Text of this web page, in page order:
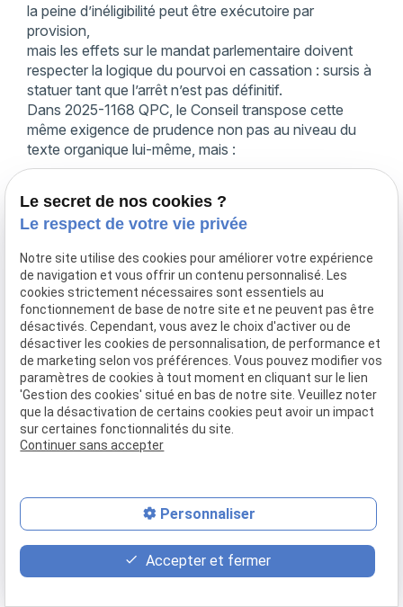
la peine d’inéligibilité peut être exécutoire par
provision,
mais les effets sur le mandat parlementaire doivent
respecter la logique du pourvoi en cassation : sursis à
statuer tant que l’arrêt n’est pas définitif.
Dans 2025-1168 QPC, le Conseil transpose cette
même exigence de prudence non pas au niveau du
texte organique lui-même, mais :
d’État,
en exigeant que le recours contre l’arrêté de
On retrouve ici une cohérence de fond : l’inéligibilité
est une sanction grave, mais le mandat ne peut être
définitivement rompu qu’après intervention du juge du
fond (administratif ou pénal) dans des conditions
protectrices.
Nouvelle-Calédonie vs Polynésie française
Pour la Polynésie française, le législateur organique a
expressément prévu :
jugée (art. 109 et 112 LO 2004-192),
un recours suspensif contre l’arrêté de démission (art.
117), sauf condamnation définitive.
La QPC met en lumière la proximité des dispositifs :
place
Plan d'accès
event
Rendez-vous
phone
02 49 88 35 04
Le secret de nos cookies ?
Le respect de votre vie privée
Notre site utilise des cookies pour améliorer votre expérience
de navigation et vous offrir un contenu personnalisé. Les
cookies strictement nécessaires sont essentiels au
fonctionnement de base de notre site et ne peuvent pas être
désactivés. Cependant, vous avez le choix d'activer ou de
désactiver les cookies de personnalisation, de performance et
de marketing selon vos préférences. Vous pouvez modifier vos
paramètres de cookies à tout moment en cliquant sur le lien
'Gestion des cookies' situé en bas de notre site. Veuillez noter
que la désactivation de certains cookies peut avoir un impact
sur certaines fonctionnalités du site.
Continuer sans accepter
Personnaliser
Accepter et fermer